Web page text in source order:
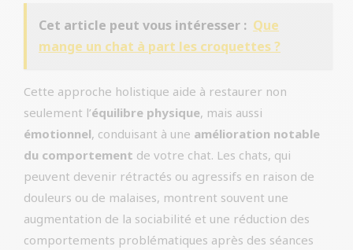
Cet article peut vous intéresser : Que
mange un chat à part les croquettes ?
Cette approche holistique aide à restaurer non
seulement l’équilibre physique, mais aussi
émotionnel, conduisant à une amélioration notable
du comportement de votre chat. Les chats, qui
peuvent devenir rétractés ou agressifs en raison de
douleurs ou de malaises, montrent souvent une
augmentation de la sociabilité et une réduction des
comportements problématiques après des séances